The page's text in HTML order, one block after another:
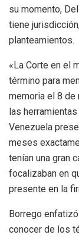
su momento,
tiene
planteamientos.
«La Corte en el
término para
memoria el 8 de
las
Venezuela
meses
tenían una gran
focalizaban en
presente en la
Borrego
conocer de los